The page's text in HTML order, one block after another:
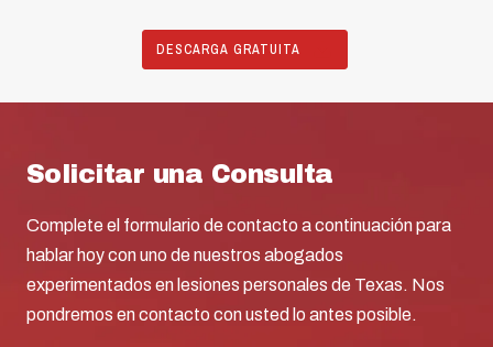
DESCARGA GRATUITA
Solicitar una Consulta
Complete el formulario de contacto a continuación para
hablar hoy con uno de nuestros abogados
experimentados en lesiones personales de Texas. Nos
pondremos en contacto con usted lo antes posible.